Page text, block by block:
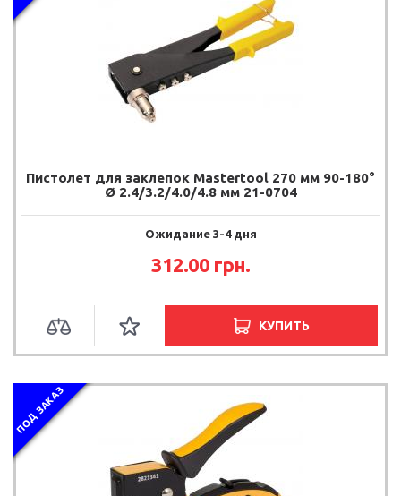
Пистолет для заклепок Mastertool 270 мм 90-180°
Ø 2.4/3.2/4.0/4.8 мм 21-0704
Ожидание 3-4 дня
312.00 грн.
КУПИТЬ
ПОД ЗАКАЗ